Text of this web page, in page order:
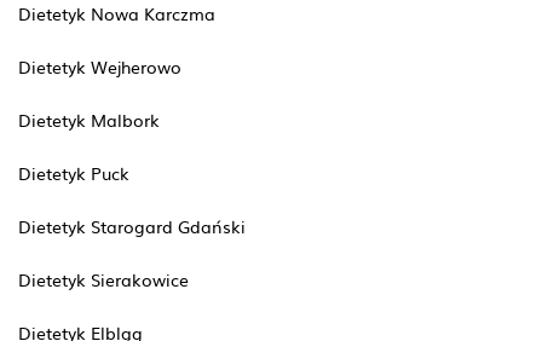
Dietetyk Nowa Karczma
Dietetyk Wejherowo
Dietetyk Malbork
Dietetyk Puck
Dietetyk Starogard Gdański
Dietetyk Sierakowice
Dietetyk Elbląg